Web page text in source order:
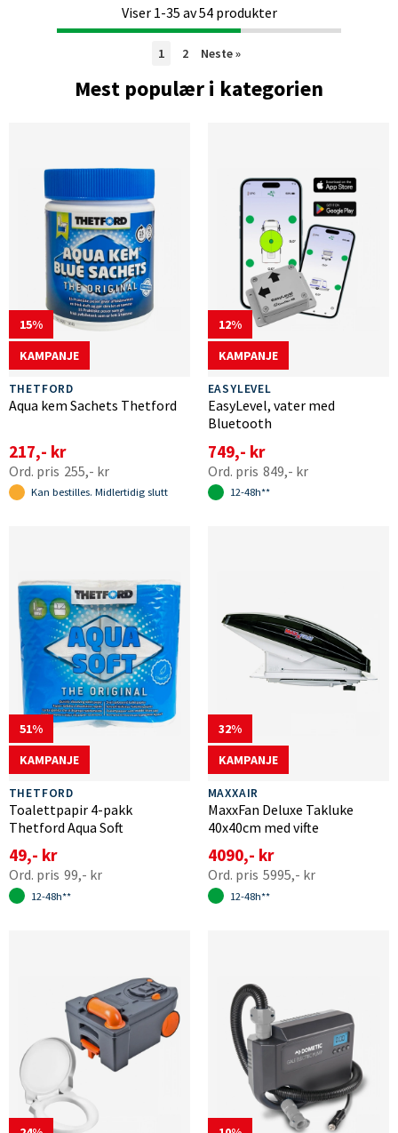
Viser 1-35 av54produkter
1 2 Neste»
Mest populær i kategorien
15
KAMPANJE
THETFORD
Aqua kem Sachets Thetford
217,- kr
255,- kr
Kan bestilles. Midlertidig slutt
12
KAMPANJE
EASYLEVEL
EasyLevel, vater med
Bluetooth
749,- kr
849,- kr
12-48h**
51
KAMPANJE
THETFORD
Toalettpapir 4-pakk
Thetford Aqua Soft
49,- kr
99,- kr
12-48h**
32
KAMPANJE
MAXXAIR
MaxxFan Deluxe Takluke
40x40cm med vifte
4090,- kr
5995,- kr
12-48h**